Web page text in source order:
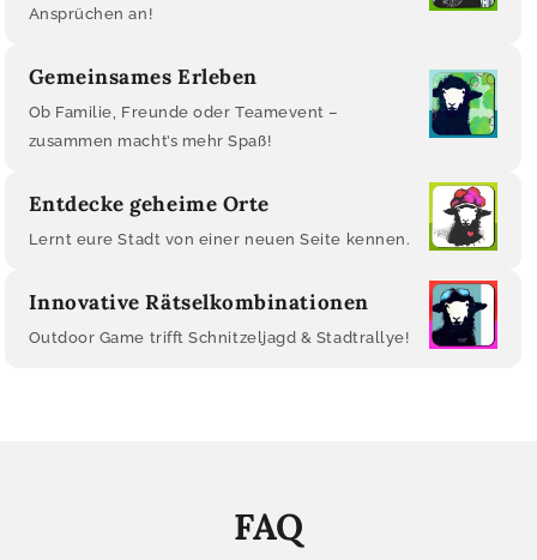
Ansprüchen an!
Gemeinsames Erleben
Ob Familie, Freunde oder Teamevent –
zusammen macht’s mehr Spaß!
Entdecke geheime Orte
Lernt eure Stadt von einer neuen Seite kennen.
Innovative Rätselkombinationen
Outdoor Game trifft Schnitzeljagd & Stadtrallye!
FAQ